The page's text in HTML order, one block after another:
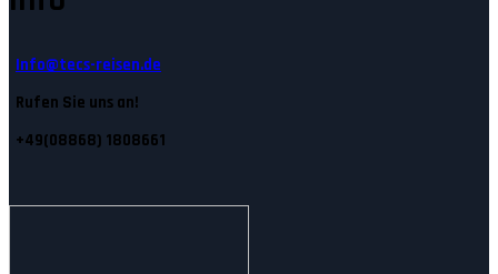
Info@tecs-reisen.de
Rufen Sie uns an!
+49(08868) 1808661